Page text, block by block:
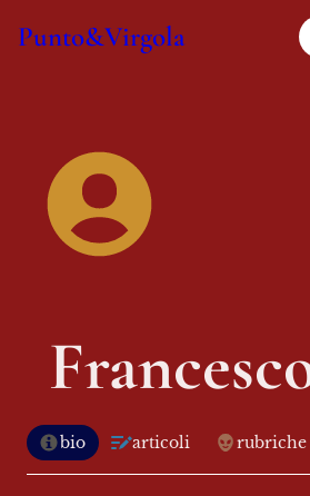
Punto&Virgola
bio articoli rubriche